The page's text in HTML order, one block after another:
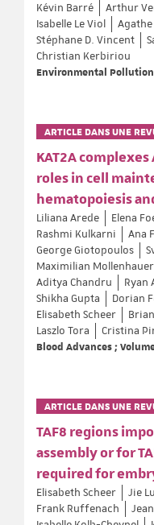
Kévin Barré Arthur
Isabelle Le Viol
Stéphane D. Vincent
Christian Kerbiriou
Environmental Pollution
ARTICLE DANS UNE
KAT2A complexes
roles in cell
hematopoiesis
Liliana Arede Elena
Rashmi Kulkarni
Ana
George Giotopoulos
Maximilian
Aditya Chandru
Ryan
Shikha Gupta
Dorian
Elisabeth Scheer
Laszlo Tora
Cristina
Blood Advances ;
ARTICLE DANS UNE
TAF8 regions
assembly or for
required for
Elisabeth Scheer Jie
Frank Ruffenach